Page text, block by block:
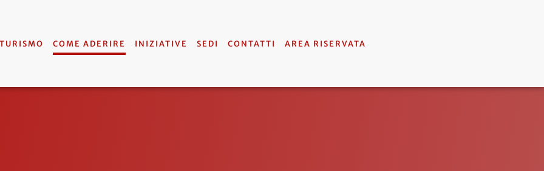
COME ADERIRE INIZIATIVE SEDI CONTATTI AREA RISERVATA